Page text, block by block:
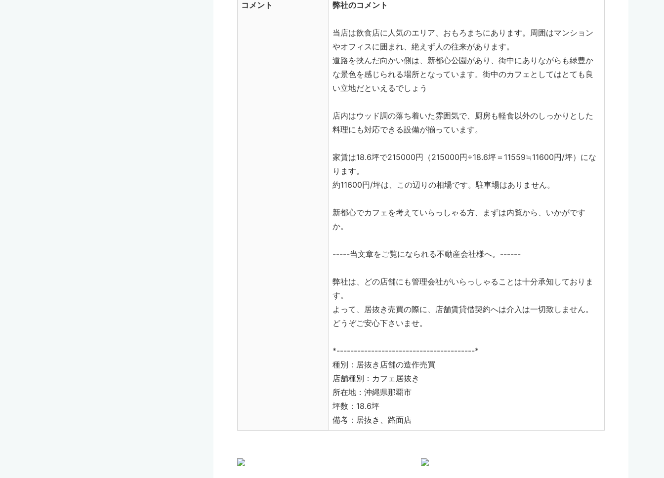
コメント 弊社のコメント
当店は飲食店に人気のエリア、おもろまちにあります。周囲はマンション
やオフィスに囲まれ、絶えず人の往来があります。
道路を挟んだ向かい側は、新都心公園があり、街中にありながらも緑豊か
な景色を感じられる場所となっています。街中のカフェとしてはとても良
い立地だといえるでしょう
店内はウッド調の落ち着いた雰囲気で、厨房も軽食以外のしっかりとした
料理にも対応できる設備が揃っています。
家賃は18.6坪で215000円（215000円÷18.6坪＝11559≒11600円/坪）にな
ります。
約11600円/坪は、この辺りの相場です。駐車場はありません。
新都心でカフェを考えていらっしゃる方、まずは内覧から、いかがです
か。
-----当文章をご覧になられる不動産会社様へ。------
弊社は、どの店舗にも管理会社がいらっしゃることは十分承知しておりま
す。
よって、居抜き売買の際に、店舗賃貸借契約へは介入は一切致しません。
どうぞご安心下さいませ。
*----------------------------------------*
種別：居抜き店舗の造作売買
店舗種別：カフェ居抜き
所在地：沖縄県那覇市
坪数：18.6坪
備考：居抜き、路面店